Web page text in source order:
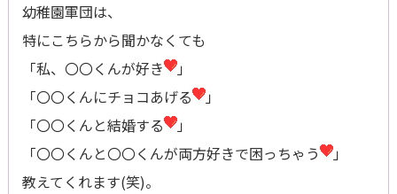
幼稚園軍団は、
特にこちらから聞かなくても
「私、〇〇くんが好き
」
「〇〇くんにチョコあげる
」
「〇〇くんと結婚する
」
「〇〇くんと〇〇くんが両方好きで困っちゃう
」
教えてくれます(笑)。